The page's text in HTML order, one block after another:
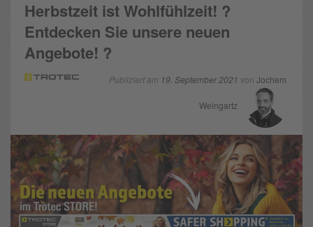
Herbstzeit ist Wohlfühlzeit! ?
Entdecken Sie unsere neuen
Angebote! ?
Publiziert am 19. September 2021 von Jochem
Weingartz